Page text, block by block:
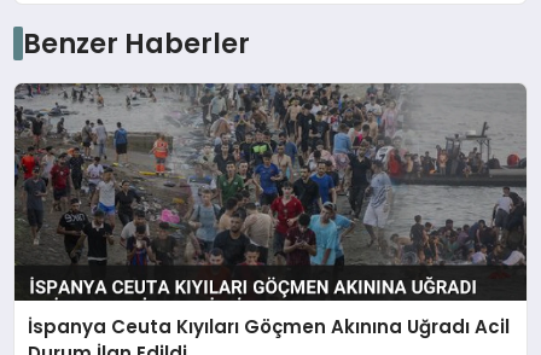
Benzer Haberler
İspanya Ceuta Kıyıları Göçmen Akınına Uğradı Acil